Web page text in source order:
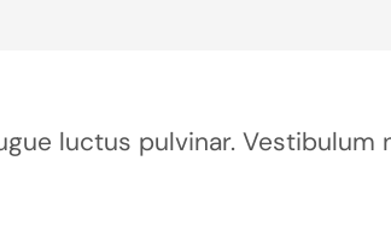
luctus pulvinar.